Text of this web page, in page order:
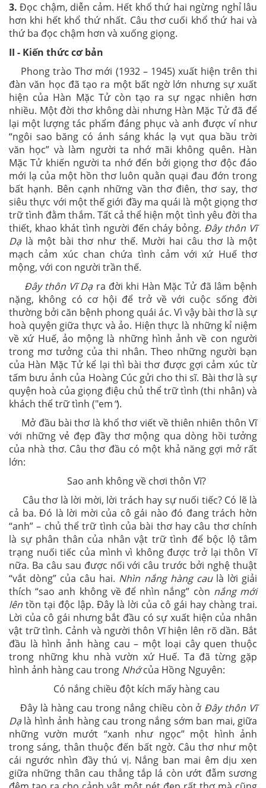
3. Đọc chậm, diễn cảm. Hết khổ thứ hai ngừng nghỉ lâu
hơn khi hết khổ thứ nhất. Câu thơ cuối khổ thứ hai và
thứ ba đọc chậm hơn và xuống giọng.
II - Kiến thức cơ bản
Phong trào Thơ mới (1932 – 1945) xuất hiện trên thi
đàn văn học đã tạo ra một bất ngờ lớn nhưng sự xuất
hiện của Hàn Mặc Tử còn tạo ra sự ngạc nhiên hơn
nhiều. Một đời thơ không dài nhưng Hàn Mặc Tử đã để
lại một lượng tác phẩm đáng phục và anh được ví như
“ngôi sao băng có ánh sáng khác lạ vụt qua bầu trời
văn học” và làm người ta nhớ mãi không quên. Hàn
Mặc Tử khiến người ta nhớ đến bởi giọng thơ độc đáo
mới lạ của một hồn thơ luôn quằn quại đau đớn trong
bất hạnh. Bên cạnh những vần thơ điên, thơ say, thơ
siêu thực với một thế giới đầy ma quái là một giọng thơ
trữ tình đằm thắm. Tất cả thể hiện một tình yêu đời tha
thiết, khao khát tình người đến cháy bỏng. Đây thôn Vĩ
Dạlà một bài thơ như thế. Mười hai câu thơ là một
mạch cảm xúc chan chứa tình cảm với xứ Huế thơ
mộng, với con người trần thế.
Đây thôn Vĩ Dạra đời khi Hàn Mặc Tử đã lâm bệnh
nặng, không có cơ hội để trở về với cuộc sống đời
thường bởi căn bệnh phong quái ác. Vì vậy bài thơ là sự
hoà quyện giữa thực và ảo. Hiện thực là những kỉ niệm
về xứ Huế, ảo mộng là những hình ảnh về con người
trong mơ tưởng của thi nhân. Theo những người bạn
của Hàn Mặc Tử kể lại thì bài thơ được gợi cảm xúc từ
tấm bưu ảnh của Hoàng Cúc gửi cho thi sĩ. Bài thơ là sự
quyện hoà của giọng điệu chủ thể trữ tình (thi nhân) và
khách thể trữ tình ("em").
Mở đầu bài thơ là khổ thơ viết về thiên nhiên thôn Vĩ
với những vẻ đẹp đầy thơ mộng qua dòng hồi tưởng
của nhà thơ. Câu thơ đầu có một khả năng gợi mở rất
lớn:
Sao anh không về chơi thôn Vĩ?
Câu thơ là lời mời, lời trách hay sự nuối tiếc? Có lẽ là
cả ba. Đó là lời mời của cô gái nào đó đang trách hờn
“anh” – chủ thể trữ tình của bài thơ hay câu thơ chính
là sự phân thân của nhân vật trữ tình để bộc lộ tâm
trạng nuối tiếc của mình vì không được trở lại thôn Vĩ
nữa. Ba câu sau được nối với câu trước bởi nghệ thuật
“vắt dòng” của câu hai. Nhìn nắng hàng caulà lời giải
thích “sao anh không về để nhìn nắng” còn nắng mới
lên tồn tại độc lập. Đây là lời của cô gái hay chàng trai.
Lời của cô gái nhưng bắt đầu có sự xuất hiện của nhân
vật trữ tình. Cảnh và người thôn Vĩ hiện lên rõ dần. Bắt
đầu là hình ảnh hàng cau – một loại cây quen thuộc
trong những khu nhà vườn xứ Huế. Ta đã từng gặp
hình ảnh hàng cau trong Nhớcủa Hồng Nguyên:
Có nắng chiều đột kích mấy hàng cau
Đây là hàng cau trong nắng chiều còn ở Đây thôn Vĩ
Dạlà hình ảnh hàng cau trong nắng sớm ban mai, giữa
những vườn mướt “xanh như ngọc” một hình ảnh
trong sáng, thân thuộc đến bất ngờ. Câu thơ như một
cái ngước nhìn đầy thú vị. Nắng ban mai êm dịu xen
giữa những thân cau thẳng tắp lá còn ướt đẫm sương